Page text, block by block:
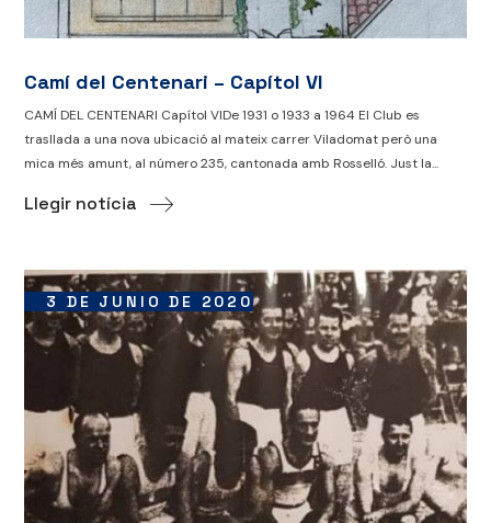
Camí del Centenari – Capítol VI
CAMÍ DEL CENTENARI Capítol VIDe 1931 o 1933 a 1964 El Club es
trasllada a una nova ubicació al mateix carrer Viladomat però una
mica més amunt, al número 235, cantonada amb Rosselló. Just la...
Llegir notícia
3 DE JUNIO DE 2020